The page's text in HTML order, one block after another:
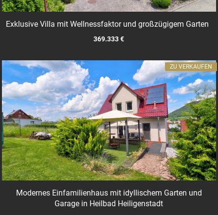
Exklusive Villa mit Wellnessfaktor und großzügigem Garten
369.333 €
Modernes Einfamilienhaus mit idyllischem Garten und
Garage in Heilbad Heiligenstadt
ZU VERKAUFEN